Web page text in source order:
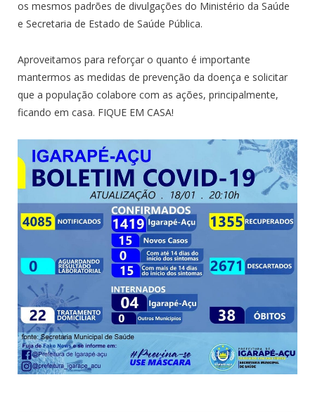
os mesmos padrões de divulgações do Ministério da Saúde
e Secretaria de Estado de Saúde Pública.
Aproveitamos para reforçar o quanto é importante
mantermos as medidas de prevenção da doença e solicitar
que a população colabore com as ações, principalmente,
ficando em casa. FIQUE EM CASA!